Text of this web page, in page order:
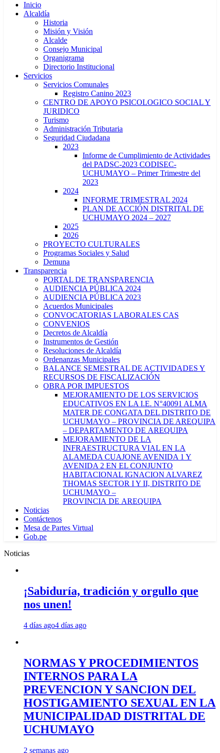
Inicio
Alcaldía
Historia
Misión y Visión
Alcalde
Consejo Municipal
Organigrama
Directorio Institucional
Servicios
Servicios Comunales
Registro Canino 2023
CENTRO DE APOYO PSICOLOGICO SOCIAL Y
JURIDICO
Turismo
Administración Tributaria
Seguridad Ciudadana
2023
Informe de Cumplimiento de Actividades
del PADSC-2023 CODISEC-
UCHUMAYO – Primer Trimestre del
2023
2024
INFORME TRIMESTRAL 2024
PLAN DE ACCIÓN DISTRITAL DE
UCHUMAYO 2024 – 2027
2025
2026
PROYECTO CULTURALES
Programas Sociales y Salud
Demuna
Transparencia
PORTAL DE TRANSPARENCIA
AUDIENCIA PÚBLICA 2024
AUDIENCIA PÚBLICA 2023
Acuerdos Municipales
CONVOCATORIAS LABORALES CAS
CONVENIOS
Decretos de Alcaldía
Instrumentos de Gestión
Resoluciones de Alcaldía
Ordenanzas Municipales
BALANCE SEMESTRAL DE ACTIVIDADES Y
RECURSOS DE FISCALIZACIÓN
OBRA POR IMPUESTOS
MEJORAMIENTO DE LOS SERVICIOS
EDUCATIVOS EN LA I.E. N°40091 ALMA
MATER DE CONGATA DEL DISTRITO DE
UCHUMAYO – PROVINCIA DE AREQUIPA
– DEPARTAMENTO DE AREQUIPA
MEJORAMIENTO DE LA
INFRAESTRUCTURA VIAL EN LA
ALAMEDA CUAJONE AVENIDA 1 Y
AVENIDA 2 EN EL CONJUNTO
HABITACIONAL IGNACION ALVAREZ
THOMAS SECTOR I Y II, DISTRITO DE
UCHUMAYO –
PROVINCIA DE AREQUIPA
Noticias
Contáctenos
Mesa de Partes Virtual
Gob.pe
Noticias
¡Sabiduría, tradición y orgullo que
nos unen!
4 días ago4 días ago
NORMAS Y PROCEDIMIENTOS
INTERNOS PARA LA
PREVENCION Y SANCION DEL
HOSTIGAMIENTO SEXUAL EN LA
MUNICIPALIDAD DISTRITAL DE
UCHUMAYO
2 semanas ago